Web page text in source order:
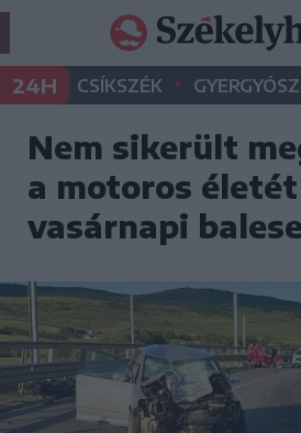
24H CSÍKSZÉK •
Nem sikerült
a motoros életét
vasárnapi